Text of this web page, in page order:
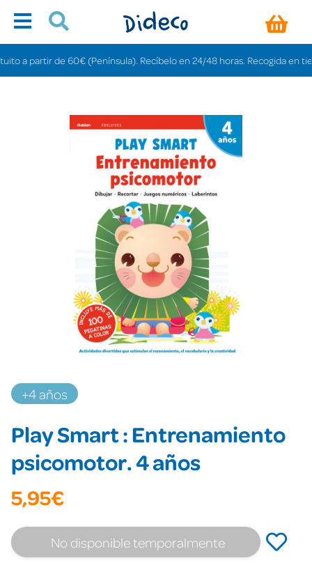
partir de 60€ (Península). Recíbelo en 24/48 horas. Recogida en
+4 años
Play Smart : Entrenamiento
psicomotor. 4 años
5,95€
No disponible temporalmente